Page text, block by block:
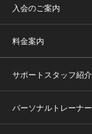
入会のご案内
料金案内
サポートスタッフ紹介
パーソナルトレーナ